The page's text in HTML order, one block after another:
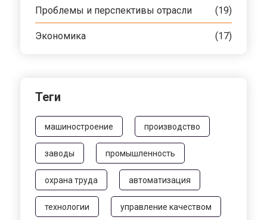
Проблемы и перспективы отрасли (19)
Экономика (17)
Теги
машиностроение производство
заводы промышленность
охрана труда автоматизация
технологии управление качеством